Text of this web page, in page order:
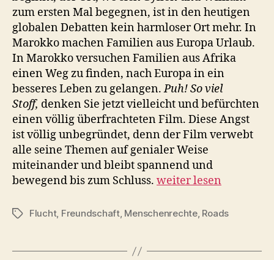
zum ersten Mal begegnen, ist in den heutigen
globalen Debatten kein harmloser Ort mehr. In
Marokko machen Familien aus Europa Urlaub.
In Marokko versuchen Familien aus Afrika
einen Weg zu finden, nach Europa in ein
besseres Leben zu gelangen.Puh! So viel
Stoff, denken Sie jetzt vielleicht und befürchten
einen völlig überfrachteten Film. Diese Angst
ist völlig unbegründet, denn der Film verwebt
alle seine Themen auf genialer Weise
miteinander und bleibt spannend und
bewegend bis zum Schluss. weiter lesen
Schlagwörter
Flucht, Freundschaft, Menschenrechte, Roads